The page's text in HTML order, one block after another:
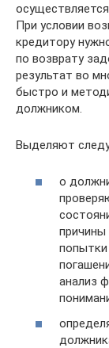
При условии
кредитору
по возврату
результат во
быстро и
должником.
Выделяют
о
причины
анализ